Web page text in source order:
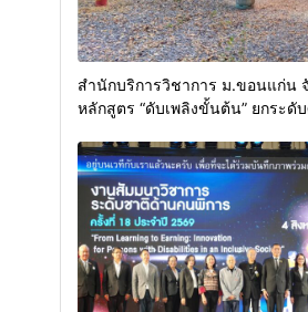
สำนักบริการวิชาการ ม.ขอนแก่น
หลักสูตร “ดับเพลิงขั้นต้น” ยกระดั